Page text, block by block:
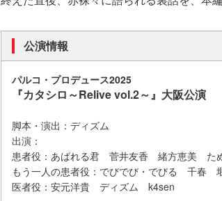
公演情報
パルコ・プロデュース2025
『カタシロ～Relive vol.2～』大阪公演
脚本・演出：ディズム
出演：
患者役：あばれる君 菅井友香 緒方恵美 た
もう一人の患者役：でびでび・でびる 千春
医者役：安元洋貴 ディズム k4sen